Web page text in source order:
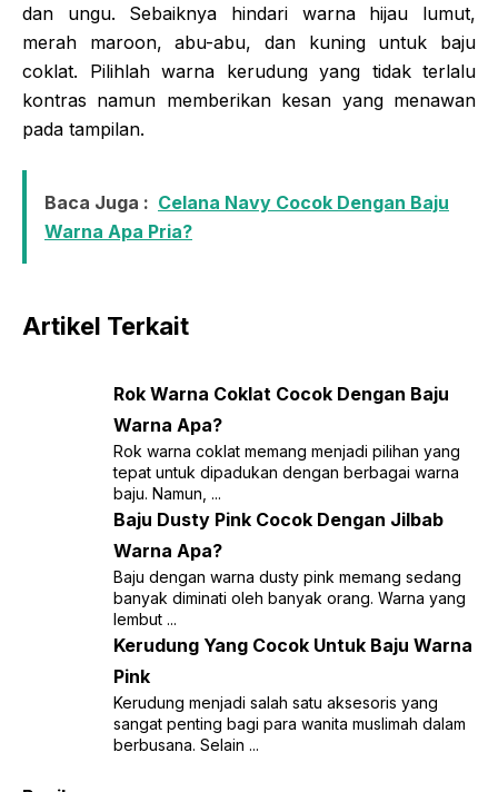
dan ungu. Sebaiknya hindari warna hijau lumut,
merah maroon, abu-abu, dan kuning untuk baju
coklat. Pilihlah warna kerudung yang tidak terlalu
kontras namun memberikan kesan yang menawan
pada tampilan.
Baca Juga : Celana Navy Cocok Dengan Baju
Warna Apa Pria?
Artikel Terkait
Rok Warna Coklat Cocok Dengan Baju
Warna Apa?
Rok warna coklat memang menjadi pilihan yang
tepat untuk dipadukan dengan berbagai warna
baju. Namun, ...
Baju Dusty Pink Cocok Dengan Jilbab
Warna Apa?
Baju dengan warna dusty pink memang sedang
banyak diminati oleh banyak orang. Warna yang
lembut ...
Kerudung Yang Cocok Untuk Baju Warna
Pink
Kerudung menjadi salah satu aksesoris yang
sangat penting bagi para wanita muslimah dalam
berbusana. Selain ...